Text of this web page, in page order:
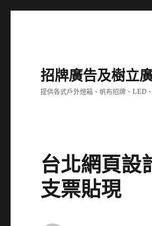
招牌廣告及樹立
提供各式戶外燈箱、帆布招牌、LED
台北網頁設
支票貼現